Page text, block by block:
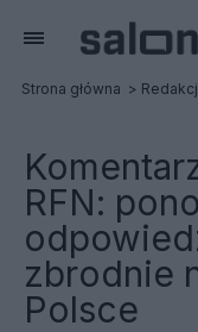
Strona główna
RFN:
zbrodnie
Polsce